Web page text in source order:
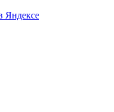
Яндексе